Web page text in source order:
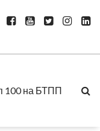
100 на БТПП